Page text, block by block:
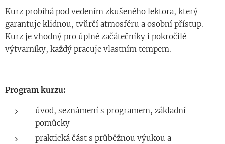
Kurz probíhá pod vedením zkušeného lektora, který
garantuje klidnou, tvůrčí atmosféru a osobní přístup.
Kurz je vhodný pro úplné začátečníky i pokročilé
výtvarníky, každý pracuje vlastním tempem.
Program kurzu:
úvod, seznámení s programem, základní
pomůcky
praktická část s průběžnou výukou a